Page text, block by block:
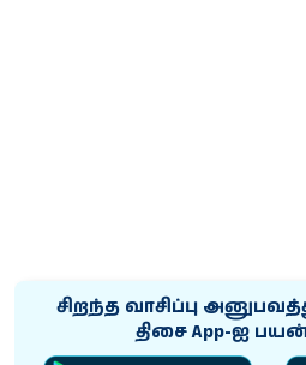
சிறந்த வாசிப்பு
திசை App-ஐ